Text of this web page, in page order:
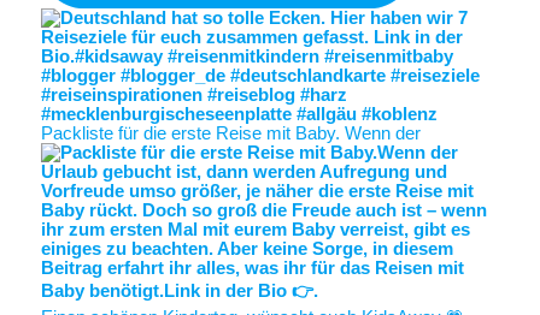
Packliste für die erste Reise mit Baby. Wenn der